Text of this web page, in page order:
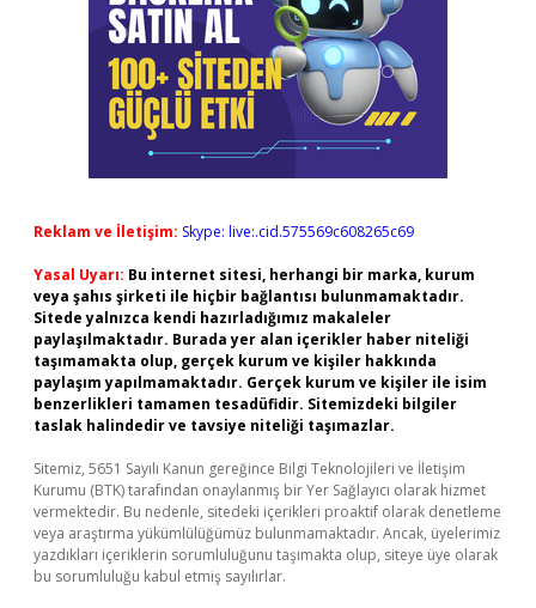
Reklam ve İletişim: Skype: live:.cid.575569c608265c69
Yasal Uyarı: Bu internet sitesi, herhangi bir marka, kurum
veya şahıs şirketi ile hiçbir bağlantısı bulunmamaktadır.
Sitede yalnızca kendi hazırladığımız makaleler
paylaşılmaktadır. Burada yer alan içerikler haber niteliği
taşımamakta olup, gerçek kurum ve kişiler hakkında
paylaşım yapılmamaktadır. Gerçek kurum ve kişiler ile isim
benzerlikleri tamamen tesadüfidir. Sitemizdeki bilgiler
taslak halindedir ve tavsiye niteliği taşımazlar.
Sitemiz, 5651 Sayılı Kanun gereğince Bilgi Teknolojileri ve İletişim
Kurumu (BTK) tarafından onaylanmış bir Yer Sağlayıcı olarak hizmet
vermektedir. Bu nedenle, sitedeki içerikleri proaktif olarak denetleme
veya araştırma yükümlülüğümüz bulunmamaktadır. Ancak, üyelerimiz
yazdıkları içeriklerin sorumluluğunu taşımakta olup, siteye üye olarak
bu sorumluluğu kabul etmiş sayılırlar.